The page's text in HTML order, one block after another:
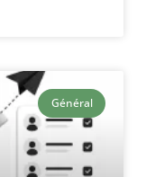
Général